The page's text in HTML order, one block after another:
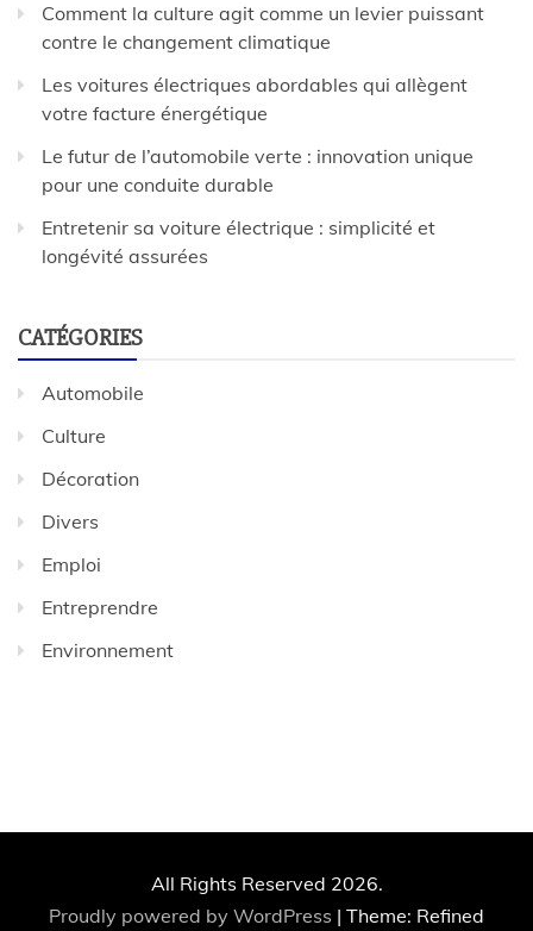
Comment la culture agit comme un levier puissant
contre le changement climatique
Les voitures électriques abordables qui allègent
votre facture énergétique
Le futur de l’automobile verte : innovation unique
pour une conduite durable
Entretenir sa voiture électrique : simplicité et
longévité assurées
CATÉGORIES
Automobile
Culture
Décoration
Divers
Emploi
Entreprendre
Environnement
All Rights Reserved 2026.
Proudly powered by WordPress | Theme: Refined